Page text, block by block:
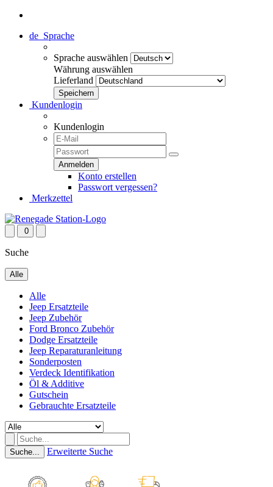
de Sprache
Sprache auswählen
Währung auswählen
Lieferland
Kundenlogin
Kundenlogin
Konto erstellen
Passwort vergessen?
Merkzettel
0
Suche
Alle
Alle
Jeep Ersatzteile
Jeep Zubehör
Ford Bronco Zubehör
Dodge Ersatzteile
Jeep Reparaturanleitung
Sonderposten
Verdeck Identifikation
Öl & Additive
Gutschein
Gebrauchte Ersatzteile
Suche... Erweiterte Suche